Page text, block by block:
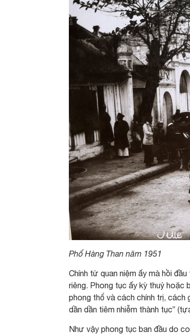
Phố Hàng Than năm 1951
Chính từ quan niệm ấy mà hồi
riêng. Phong tục ấy kỳ thuỷ
phong thổ và cách chính trị,
dần dần tiêm nhiễm thành tục”
Như vậy phong tục ban đầu do